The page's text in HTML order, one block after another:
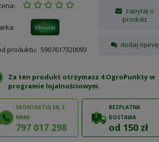
produktu: 5907617320093
zapytaj o
produkt
dodaj opinię
Za ten produkt otrzymasz 4 OgroPunkty w
programie lojalnościowym.
SKONTAKTUJ SIĘ Z
NAMI
797 017 298
BEZPŁATNA
DOSTAWA
od 150 zł